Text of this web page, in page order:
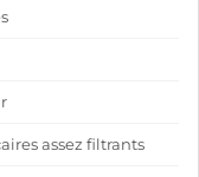
assez filtrants